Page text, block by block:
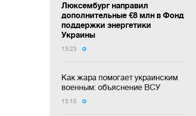
Люксембург направил
дополнительные €8 млн в Фонд
поддержки энергетики
Украины
13:23
Как жара помогает украинским
военным: объяснение ВСУ
13:10